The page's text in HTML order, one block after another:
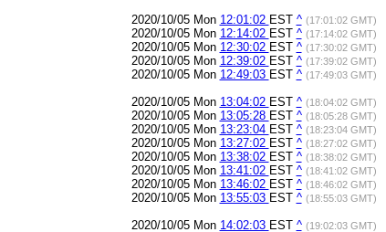
2020/10/05 Mon 12:01:02 EST ^ (17:01:02 GMT)
2020/10/05 Mon 12:14:02 EST ^ (17:14:02 GMT)
2020/10/05 Mon 12:30:02 EST ^ (17:30:02 GMT)
2020/10/05 Mon 12:39:02 EST ^ (17:39:02 GMT)
2020/10/05 Mon 12:49:03 EST ^ (17:49:03 GMT)
2020/10/05 Mon 13:04:02 EST ^ (18:04:02 GMT)
2020/10/05 Mon 13:05:28 EST ^ (18:05:28 GMT)
2020/10/05 Mon 13:23:04 EST ^ (18:23:04 GMT)
2020/10/05 Mon 13:27:02 EST ^ (18:27:02 GMT)
2020/10/05 Mon 13:38:02 EST ^ (18:38:02 GMT)
2020/10/05 Mon 13:41:02 EST ^ (18:41:02 GMT)
2020/10/05 Mon 13:46:02 EST ^ (18:46:02 GMT)
2020/10/05 Mon 13:55:03 EST ^ (18:55:03 GMT)
2020/10/05 Mon 14:02:03 EST ^ (19:02:03 GMT)